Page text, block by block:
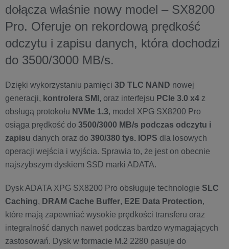
dołącza właśnie nowy model – SX8200
Pro. Oferuje on rekordową prędkość
odczytu i zapisu danych, która dochodzi
do 3500/3000 MB/s.
Dzięki wykorzystaniu pamięci 3D TLC NAND nowej
generacji, kontrolera SMI , oraz interfejsu PCIe 3.0 x4 z
obsługą protokołu NVMe 1.3, model XPG SX8200 Pro
osiąga prędkość do 3500/3000 MB/s podczas odczytu i
zapisu danych oraz do 390/380 tys. IOPS dla losowych
operacji wejścia i wyjścia. Sprawia to, że jest on obecnie
najszybszym dyskiem SSD marki ADATA.
Dysk ADATA XPG SX8200 Pro obsługuje technologie SLC
Caching, DRAM Cache Buffer, E2E Data Protection,
które mają zapewniać wysokie prędkości transferu oraz
integralność danych nawet podczas bardzo wymagających
zastosowań. Dysk w formacie M.2 2280 pasuje do